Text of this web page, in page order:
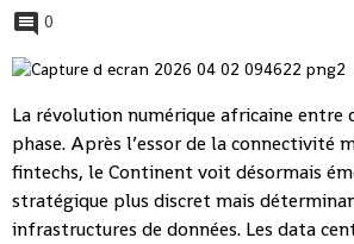
0
La révolution numérique africaine entre
phase. Après l’essor de la connectivité
fintechs, le Continent voit désormais
stratégique plus discret mais
infrastructures de données. Les data